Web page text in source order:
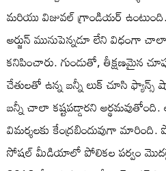
మరియు విజువల్ గ్రాండియర్
అర్జున్ మునుపెన్నడూ లేని విధంగా
కనిపించారు. గుండుతో, తీక్షణమైన
చేతులతో ఉన్న బన్నీ లుక్ చూసి
బన్నీ చాలా కష్టపడ్డారని
విమర్శలకు కేంద్రబిందువుగా మారింది.
సోషల్ మీడియాలో పోలికల పర్వం